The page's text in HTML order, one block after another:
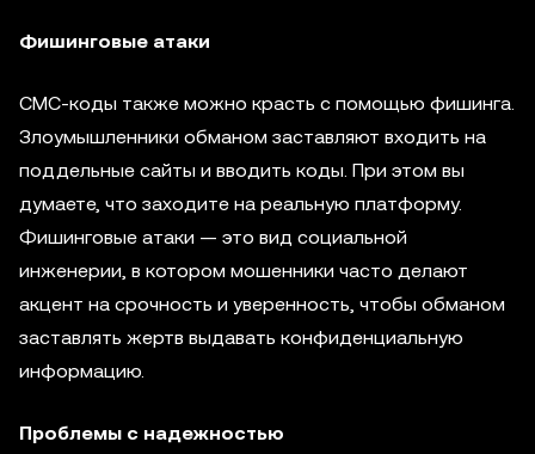
Фишинговые атаки
СМС-коды также можно красть с помощью фишинга.
Злоумышленники обманом заставляют входить на
поддельные сайты и вводить коды. При этом вы
думаете, что заходите на реальную платформу.
Фишинговые атаки — это вид социальной
инженерии, в котором мошенники часто делают
акцент на срочность и уверенность, чтобы обманом
заставлять жертв выдавать конфиденциальную
информацию.
Проблемы с надежностью